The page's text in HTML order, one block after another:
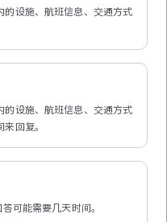
设施、航班信息、交通方式
设施、航班信息、交通方式
回复。
可能需要几天时间。